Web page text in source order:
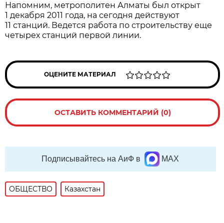
Напомним, метрополитен Алматы был открыт
1 декабря 2011 года, на сегодня действуют
11 станций. Ведется работа по строительству еще
четырех станций первой линии.
ОЦЕНИТЕ МАТЕРИАЛ
ОСТАВИТЬ КОММЕНТАРИЙ (0)
Подписывайтесь на АиФ в MAX
ОБЩЕСТВО Казахстан